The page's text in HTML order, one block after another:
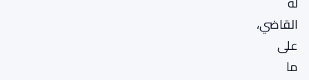
القاضي،
على
ما